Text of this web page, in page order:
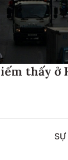
thấy ở
SỰ